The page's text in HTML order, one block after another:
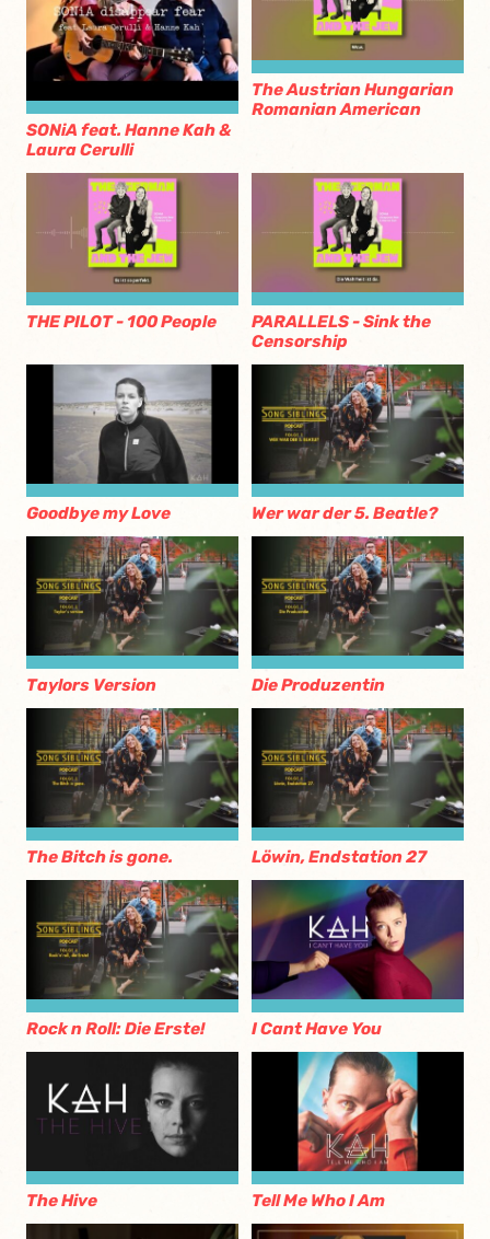
SONiA feat. Hanne Kah &
Laura Cerulli
The Austrian Hungarian
Romanian American
THE PILOT - 100 People
PARALLELS - Sink the
Censorship
Goodbye my Love Wer war der 5. Beatle?
Taylors Version Die Produzentin
The Bitch is gone. Löwin, Endstation 27
Rock n Roll: Die Erste! I Cant Have You
The Hive Tell Me Who I Am